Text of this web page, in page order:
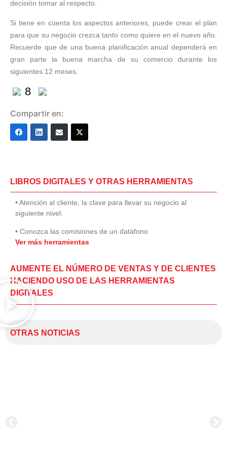
decisión tomar al respecto.
Si tiene en cuenta los aspectos anteriores, puede crear el plan
para que su negocio crezca tanto como quiere en el nuevo año.
Recuerde que de una buena planificación anual dependerá en
gran parte la buena marcha de su comercio durante los
siguientes 12 meses.
8
Compartir en:
LIBROS DIGITALES Y OTRAS HERRAMIENTAS
• Atención al cliente, la clave para llevar su negocio al
siguiente nivel.
• Conozca las comisiones de un datáfono
Ver más herramientas
AUMENTE EL NÚMERO DE VENTAS Y DE CLIENTES
HACIENDO USO DE LAS HERRAMIENTAS
DIGITALES
OTRAS NOTICIAS